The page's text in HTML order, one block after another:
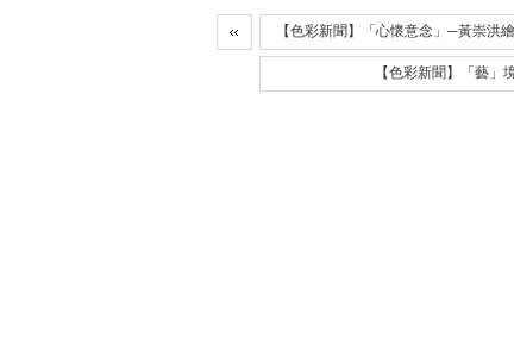
【色彩新聞】「心懷意念」─黃崇洪
【色彩新聞】「藝